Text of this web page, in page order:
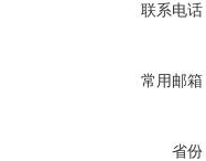
联系电话
常用邮箱
省份